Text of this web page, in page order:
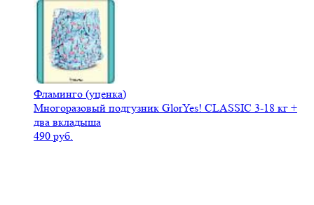
Фламинго (уценка)
Многоразовый подгузник GlorYes! CLASSIC 3-18 кг +
два вкладыша
490 руб.